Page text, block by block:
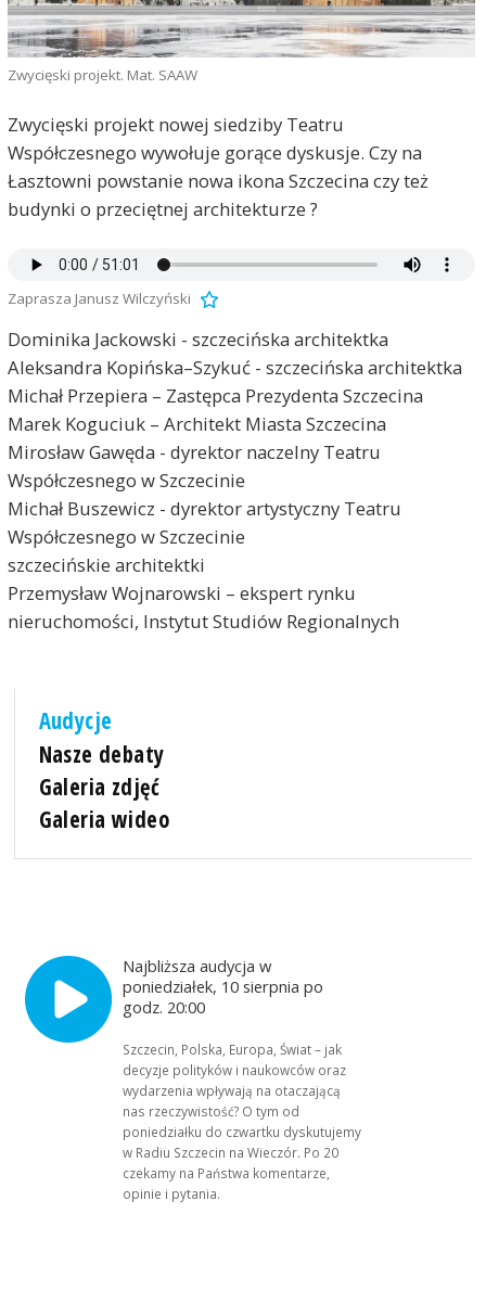
Zwycięski projekt. Mat. SAAW
Zwycięski projekt nowej siedziby Teatru
Współczesnego wywołuje gorące dyskusje. Czy na
Łasztowni powstanie nowa ikona Szczecina czy też
budynki o przeciętnej architekturze ?
Zaprasza Janusz Wilczyński
Dominika Jackowski - szczecińska architektka
Aleksandra Kopińska–Szykuć - szczecińska architektka
Michał Przepiera – Zastępca Prezydenta Szczecina
Marek Koguciuk – Architekt Miasta Szczecina
Mirosław Gawęda - dyrektor naczelny Teatru
Współczesnego w Szczecinie
Michał Buszewicz - dyrektor artystyczny Teatru
Współczesnego w Szczecinie
szczecińskie architektki
Przemysław Wojnarowski – ekspert rynku
nieruchomości, Instytut Studiów Regionalnych
Audycje
Nasze debaty
Galeria zdjęć
Galeria wideo
Najbliższa audycja w
poniedziałek, 10 sierpnia po
godz. 20:00
Szczecin, Polska, Europa, Świat – jak
decyzje polityków i naukowców oraz
wydarzenia wpływają na otaczającą
nas rzeczywistość? O tym od
poniedziałku do czwartku dyskutujemy
w Radiu Szczecin na Wieczór. Po 20
czekamy na Państwa komentarze,
opinie i pytania.